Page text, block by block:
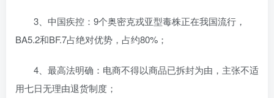
3、中国疾控：9个奥密克戎亚型毒株正在我国流行，
BA5.2和BF.7占绝对优势，占约80%；
4、最高法明确：电商不得以商品已拆封为由，主张不适
用七日无理由退货制度；